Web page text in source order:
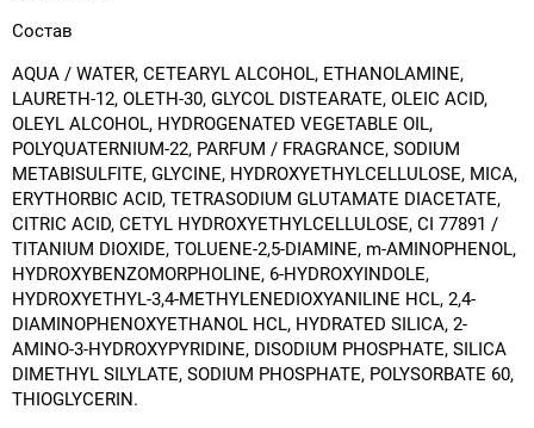
Состав
AQUA / WATER, CETEARYL ALCOHOL, ETHANOLAMINE,
LAURETH-12, OLETH-30, GLYCOL DISTEARATE, OLEIC ACID,
OLEYL ALCOHOL, HYDROGENATED VEGETABLE OIL,
POLYQUATERNIUM-22, PARFUM / FRAGRANCE, SODIUM
METABISULFITE, GLYCINE, HYDROXYETHYLCELLULOSE, MICA,
ERYTHORBIC ACID, TETRASODIUM GLUTAMATE DIACETATE,
CITRIC ACID, CETYL HYDROXYETHYLCELLULOSE, CI 77891 /
TITANIUM DIOXIDE, TOLUENE-2,5-DIAMINE, m-AMINOPHENOL,
HYDROXYBENZOMORPHOLINE, 6-HYDROXYINDOLE,
HYDROXYETHYL-3,4-METHYLENEDIOXYANILINE HCL, 2,4-
DIAMINOPHENOXYETHANOL HCL, HYDRATED SILICA, 2-
AMINO-3-HYDROXYPYRIDINE, DISODIUM PHOSPHATE, SILICA
DIMETHYL SILYLATE, SODIUM PHOSPHATE, POLYSORBATE 60,
THIOGLYCERIN.